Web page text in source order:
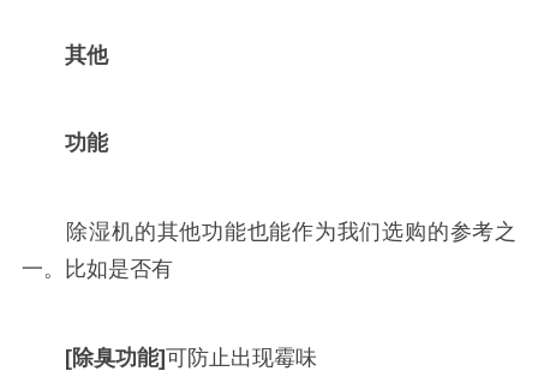
其他
功能
除湿机的其他功能也能作为我们选购的参考之
一。比如是否有
[除臭功能]可防止出现霉味